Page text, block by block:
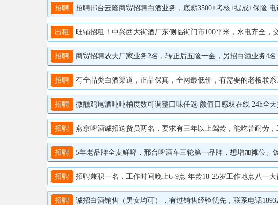
招聘 招聘邢台云隆商贸招聘白酒业务，底薪3500+考核+提成+保险 电
出租 旺铺招租！中兴西大街酒厂东侧临街门市100平米，水电齐全，
招聘 商贸招聘农夫厂家业务2名，转正后五险一金，另招白酒业务4
招聘 有全品类白酒渠道，正品保真，全网最低价，有需要的老板联系
招聘 微醺鸡尾酒吨吨桶度数可调整口味任选 颜值口感双在线 24h全
招聘 燕京啤酒诚招送货员两名，要求有三年以上驾龄，能吃苦耐劳，
招聘 5年老品牌全麦鲜啤，邢台啤酒车三轮第一品牌，想增加摊位、
招聘 招聘兼职一名，工作时间晚上6-9点 年龄18-25岁工作地点八一大
招聘 诚招白酒销售（男女均可），有过销售经验优先，联系电话